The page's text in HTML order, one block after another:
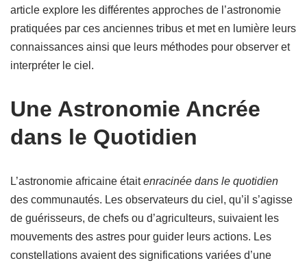
article explore les différentes approches de l’astronomie
pratiquées par ces anciennes tribus et met en lumière leurs
connaissances ainsi que leurs méthodes pour observer et
interpréter le ciel.
Une Astronomie Ancrée
dans le Quotidien
L’astronomie africaine étaitenracinée dans le quotidien
des communautés. Les observateurs du ciel, qu’il s’agisse
de guérisseurs, de chefs ou d’agriculteurs, suivaient les
mouvements des astres pour guider leurs actions. Les
constellations avaient des significations variées d’une